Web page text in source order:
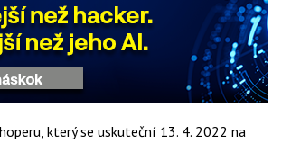
který se uskuteční 13. 4. 2022 na